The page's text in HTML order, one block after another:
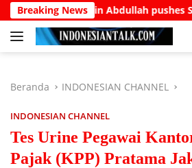
Langsung
ke
konten
Breaking NewsAbdullah pushes
Beranda INDONESIAN CHANNEL
INDONESIAN CHANNEL
Tes Urine Pegawai
Pajak (KPP) Pratama